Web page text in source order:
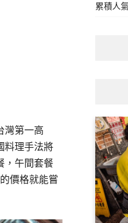
灣第一高
料理手法將
，午間套餐
價格就能嘗
累積人